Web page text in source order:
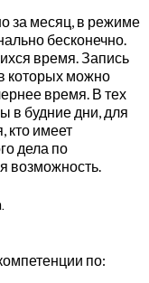
за месяц, в режиме
бесконечно.
время. Запись
которых можно
время. В тех
в будние дни, для
кто имеет
дела по
возможность.
по: